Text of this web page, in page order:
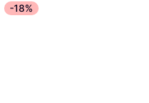
-18%